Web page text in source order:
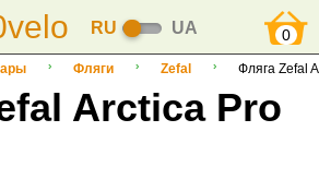
RU UA 0
Фляги Zefal Фляга Zefal
Arctica Pro